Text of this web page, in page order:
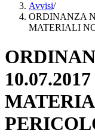
Avvisi/
ORDINANZA
MATERIALI